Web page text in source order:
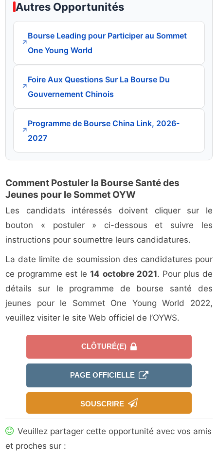
Autres Opportunités
↗
Bourse Leading pour Participer au Sommet
One Young World
↗
Foire Aux Questions Sur La Bourse Du
Gouvernement Chinois
↗
Programme de Bourse China Link, 2026-
2027
Comment Postuler la Bourse Santé des
Jeunes pour le Sommet OYW
Les candidats intéressés doivent cliquer sur le
bouton « postuler » ci-dessous et suivre les
instructions pour soumettre leurs candidatures.
La date limite de soumission des candidatures pour
ce programme est le14 octobre 2021. Pour plus de
détails sur le programme de bourse santé des
jeunes pour le Sommet One Young World 2022,
veuillez visiter le site Web officiel de l’OYWS.
CLÔTURÉ(E)
PAGE OFFICIELLE
SOUSCRIRE
Veuillez partager cette opportunité avec vos amis
et proches sur :